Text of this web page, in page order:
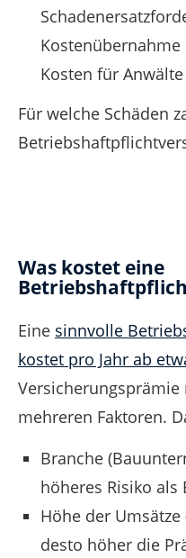
Kosten für
Für welche Schäden
Was kostet eine
Eine sinnvolle
kostet pro Jahr ab
mehreren Faktoren.
Branche
höheres Risiko
Höhe der
desto höher die